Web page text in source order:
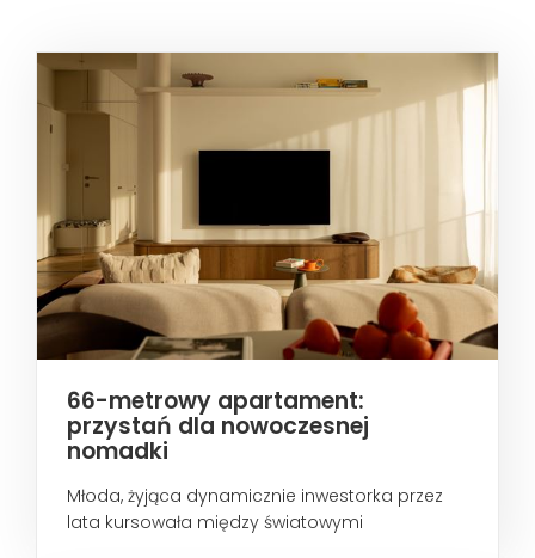
66-metrowy apartament:
przystań dla nowoczesnej
nomadki
Młoda, żyjąca dynamicznie inwestorka przez
lata kursowała między światowymi